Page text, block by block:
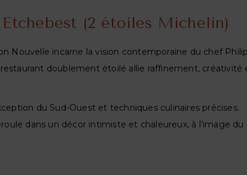
(2 étoiles Michelin)
Nouvelle incarne la vision contemporaine du chef
doublement étoilé allie raffinement, créativité
du Sud-Ouest et techniques culinaires précises.
dans un décor intimiste et chaleureux, à l’image du